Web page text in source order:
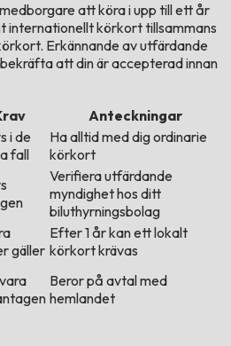
att köra i upp till ett år
internationellt körkort tillsammans
Erkännande av utfärdande
att din är accepterad innan
Anteckningar
i de
fall
Ha alltid med dig ordinarie
körkort
Verifiera utfärdande
myndighet hos ditt
biluthyrningsbolag
gäller
Efter 1 år kan ett lokalt
körkort krävas
Beror på avtal med
hemlandet